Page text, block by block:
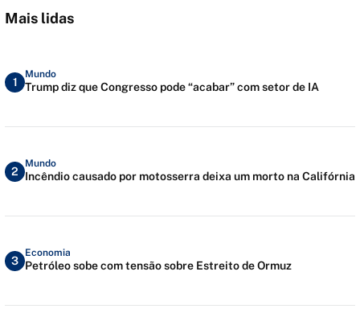
Mais lidas
1
Mundo
Trump diz que Congresso pode “acabar” com setor de IA
2
Mundo
Incêndio causado por motosserra deixa um morto na Califórnia
3
Economia
Petróleo sobe com tensão sobre Estreito de Ormuz